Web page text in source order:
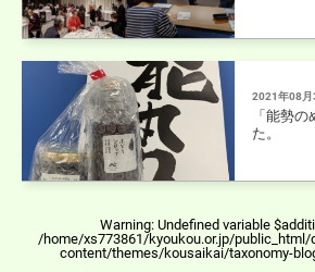
2021年08月
「能勢
た。
Warning: Undefined variable
/home/xs773861/kyoukou.or.jp/
content/themes/kousaikai/taxonomy-